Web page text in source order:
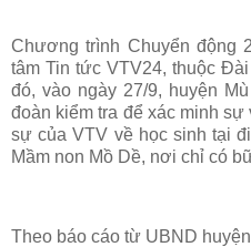
Chương trình Chuyển động
tâm Tin tức VTV24, thuộc
đó, vào ngày 27/9, huyện
đoàn kiểm tra để xác minh
sự của VTV về học sinh tại
Mầm non Mồ Dề, nơi chỉ có
Theo báo cáo từ UBND